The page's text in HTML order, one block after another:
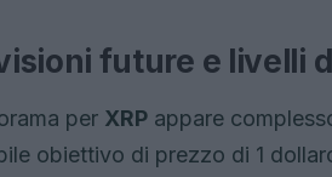
future e livelli
per XRP appare
obiettivo di prezzo di 1